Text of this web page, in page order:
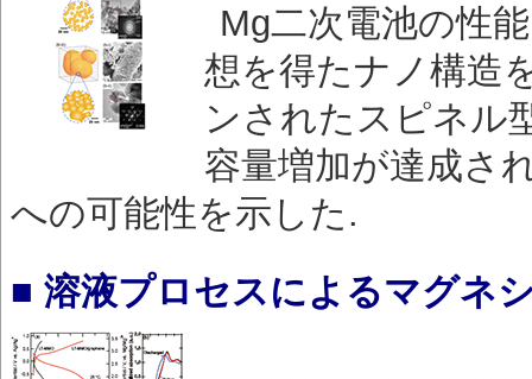
Mg二次電池の性
想を得たナノ構造
ンされたスピネル
容量増加が達成さ
への可能性を示した.
■ 溶液プロセスによるマグネ